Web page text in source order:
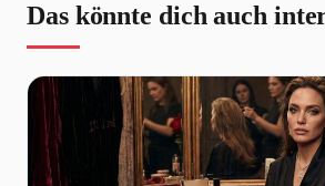
Das könnte dich auch